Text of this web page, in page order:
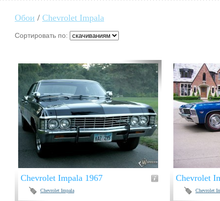
Обои / Chevrolet Impala
Сортировать по:
Chevrolet Impala 1967
Chevrolet Impala
Chevrolet
Chevrolet